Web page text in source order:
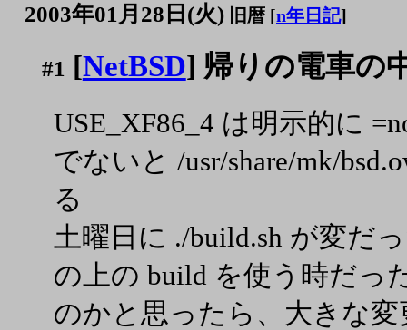
2003年01月28日(火) 旧暦 [n年日記]
#1 [NetBSD] 帰りの電車の
USE_XF86_4 は明示的に
でないと /usr/share/mk/
る
土曜日に ./build.sh が変だ
の上の build を使う時だっ
のかと思ったら、大きな